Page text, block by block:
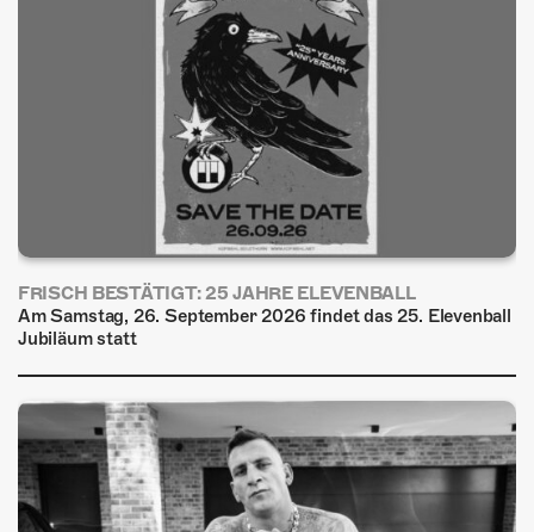
FRISCH BESTÄTIGT: 25 JAHRE ELEVENBALL
Am Samstag, 26. September 2026 findet das 25. Elevenball
Jubiläum statt